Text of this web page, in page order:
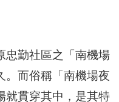
忠勤社區之「南機場
。而俗稱「南機場夜
就貫穿其中，是其特